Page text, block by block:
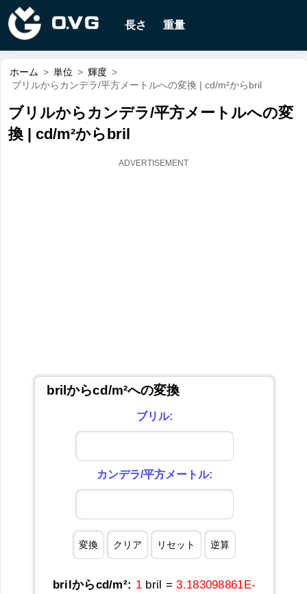
長さ 重量
ホーム > 単位 > 輝度 >
ブリルからカンデラ/平方メートルへの変換 | cd/m²からbril
ブリルからカンデラ/平方メートルへの変
換 | cd/m²からbril
brilからcd/m²への変換
ブリル:
カンデラ/平方メートル:
brilからcd/m²: 1bril =3.183098861E-